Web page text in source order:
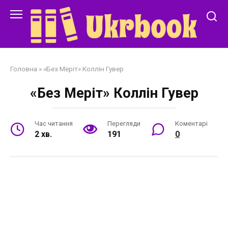
Головна » «Без Меріт» Коллін Гувер
«Без Меріт» Коллін Гувер
Час читання
2 хв.
Перегляди
191
Коментарі
0